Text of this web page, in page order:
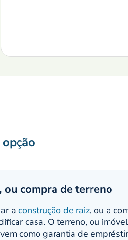
ou compra de terreno
a construção de raiz, ou a
casa. O terreno, ou
como garantia de